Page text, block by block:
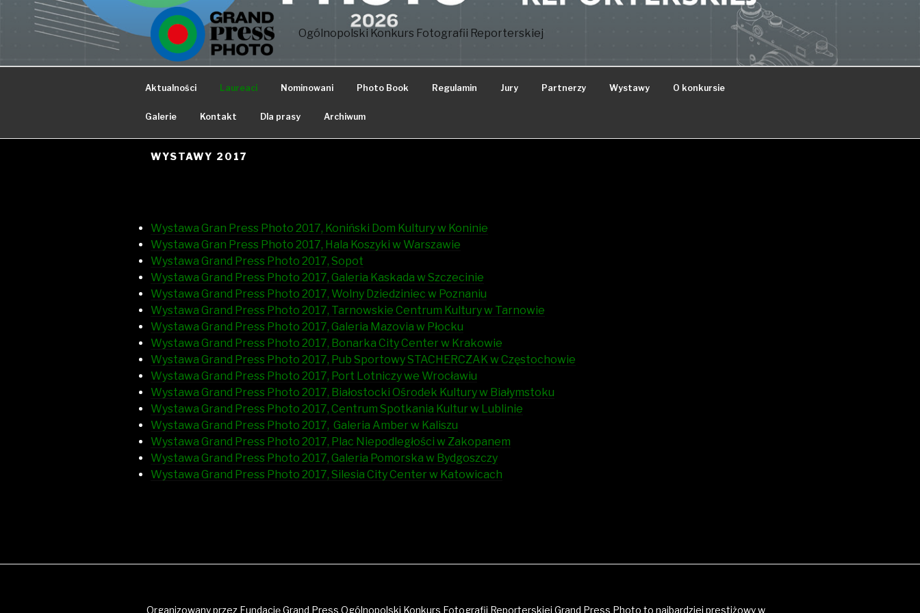
Przejdź
Ogólnopolski Konkurs Fotografii Reporterskiej
Aktualności Laureaci Nominowani Photo Book Regulamin Jury Partnerzy Wystawy O konkursie
Galerie Kontakt Dla prasy Archiwum
WYSTAWY 2017
Wystawa Gran Press Photo 2017, Koniński Dom Kultury w Koninie
Wystawa Gran Press Photo 2017, Hala Koszyki w Warszawie
Wystawa Grand Press Photo 2017, Sopot
Wystawa Grand Press Photo 2017, Galeria Kaskada w Szczecinie
Wystawa Grand Press Photo 2017, Wolny Dziedziniec w Poznaniu
Wystawa Grand Press Photo 2017, Tarnowskie Centrum Kultury w Tarnowie
Wystawa Grand Press Photo 2017, Galeria Mazovia w Płocku
Wystawa Grand Press Photo 2017, Bonarka City Center w Krakowie
Wystawa Grand Press Photo 2017, Pub Sportowy STACHERCZAK w Częstochowie
Wystawa Grand Press Photo 2017, Port Lotniczy we Wrocławiu
Wystawa Grand Press Photo 2017, Białostocki Ośrodek Kultury w Białymstoku
Wystawa Grand Press Photo 2017, Centrum Spotkania Kultur w Lublinie
Wystawa Grand Press Photo 2017, Galeria Amber w Kaliszu
Wystawa Grand Press Photo 2017, Plac Niepodległości w Zakopanem
Wystawa Grand Press Photo 2017, Galeria Pomorska w Bydgoszczy
Wystawa Grand Press Photo 2017, Silesia City Center w Katowicach
Organizowany przez Fundację Grand Press Ogólnopolski Konkurs Fotografii Reporterskiej Grand Press Photo to najbardziej prestiżowy w